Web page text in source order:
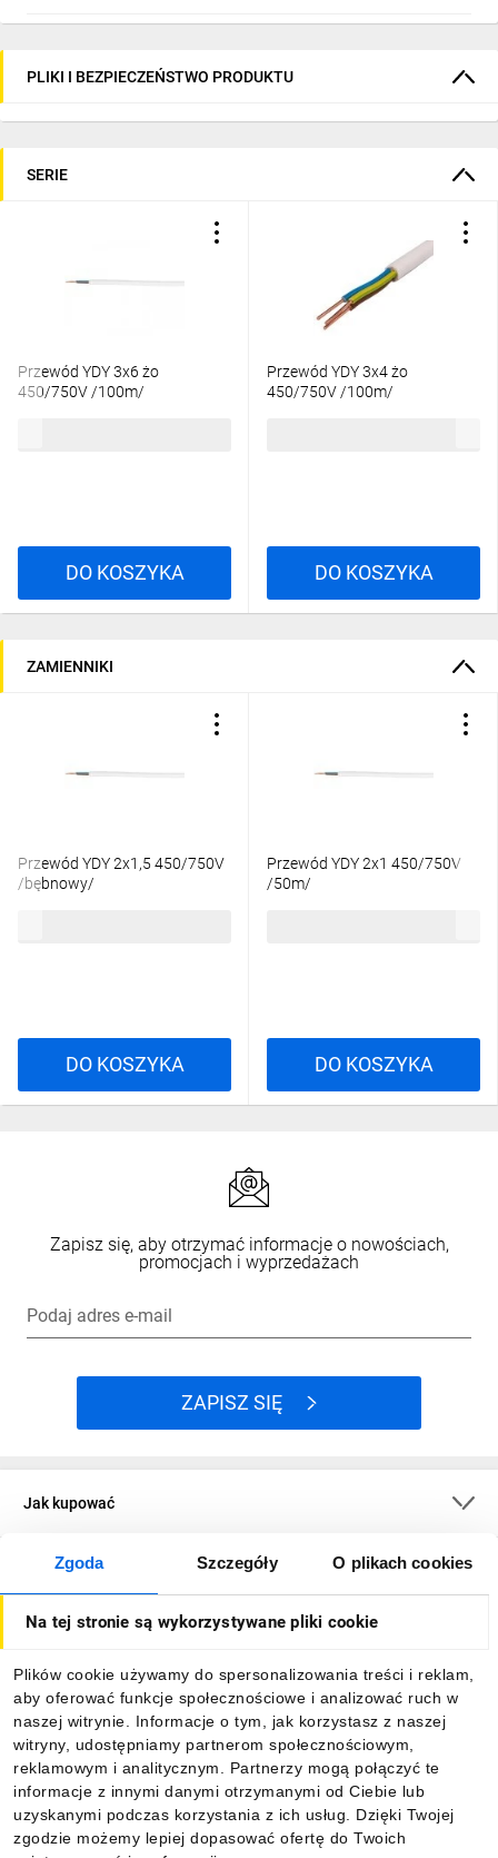
Zgoda Szczegóły O plikach cookies
Na tej stronie są wykorzystywane pliki cookie
Plików cookie używamy do spersonalizowania treści i reklam,
aby oferować funkcje społecznościowe i analizować ruch w
naszej witrynie. Informacje o tym, jak korzystasz z naszej
witryny, udostępniamy partnerom społecznościowym,
reklamowym i analitycznym. Partnerzy mogą połączyć te
informacje z innymi danymi otrzymanymi od Ciebie lub
uzyskanymi podczas korzystania z ich usług. Dzięki Twojej
zgodzie możemy lepiej dopasować ofertę do Twoich
PLIKI I BEZPIECZEŃSTWO PRODUKTU
SERIE
Przewód YDY 3x6 żo
450/750V /100m/
DO KOSZYKA
Przewód YDY 3x4 żo
450/750V /100m/
DO KOSZYKA
ZAMIENNIKI
Przewód YDY 2x1,5 450/750V
/bębnowy/
DO KOSZYKA
Przewód YDY 2x1 450/750V
/50m/
DO KOSZYKA
Zapisz się, aby otrzymać informacje o nowościach,
promocjach i wyprzedażach
Podaj adres e-mail
ZAPISZ SIĘ
Jak kupować
O firmie
Informacje
Pobierz naszą aplikację mobilną: